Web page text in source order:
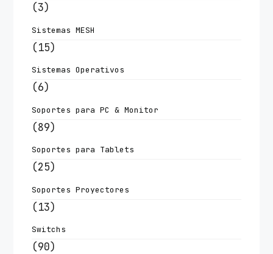
(3)
Sistemas MESH
(15)
Sistemas Operativos
(6)
Soportes para PC & Monitor
(89)
Soportes para Tablets
(25)
Soportes Proyectores
(13)
Switchs
(90)